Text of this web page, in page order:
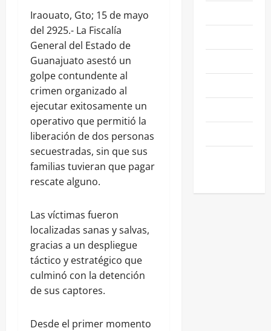
Iraouato, Gto; 15 de mayo
del 2925.- La Fiscalía
General del Estado de
Guanajuato asestó un
golpe contundente al
crimen organizado al
ejecutar exitosamente un
operativo que permitió la
liberación de dos personas
secuestradas, sin que sus
familias tuvieran que pagar
rescate alguno.
Las víctimas fueron
localizadas sanas y salvas,
gracias a un despliegue
táctico y estratégico que
culminó con la detención
de sus captores.
Desde el primer momento